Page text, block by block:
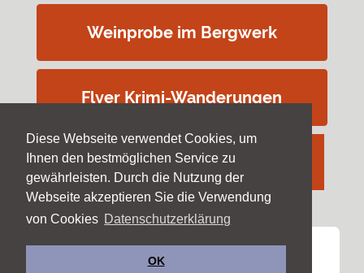
Diese Webseite verwendet Cookies, um
Ihnen den bestmöglichen Service zu
gewährleisten. Durch die Nutzung der
Webseite akzeptieren Sie die Verwendung
von Cookies Datenschutzerklärung
OK
Weinprobe im Bergwerk
Flyer Krimi-Wanderungen
Copyright ©Forschergruppe Steiber
Impressum & Datenschutz